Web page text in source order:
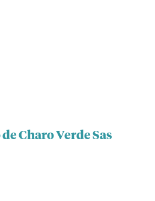
Charo Verde Sas